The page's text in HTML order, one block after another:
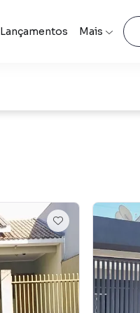
Lançamentos Mais